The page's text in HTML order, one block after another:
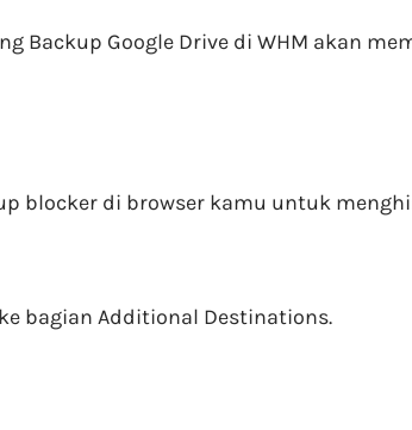
Backup Google Drive di WHM akan
blocker di browser kamu untuk
bagian Additional Destinations.